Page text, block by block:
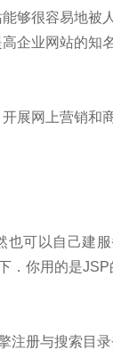
够很容易地被
企业网站的知
展网上营销和
也可以自己建
．你用的是
注册与搜索目